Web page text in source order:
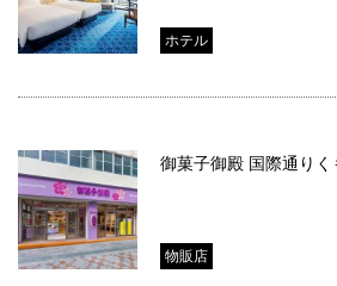
ホテル
御菓子御殿 国際通りく
物販店